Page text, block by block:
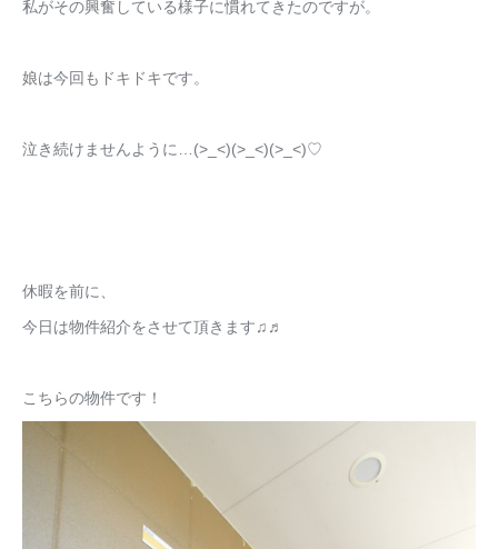
私がその興奮している様子に慣れてきたのですが。
娘は今回もドキドキです。
泣き続けませんように…(>_<)(>_<)(>_<)♡
休暇を前に、
今日は物件紹介をさせて頂きます♫♬
こちらの物件です！